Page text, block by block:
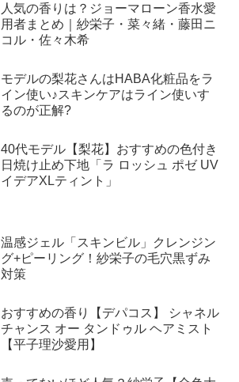
人気の香りは？ジョーマローン香水愛
用者まとめ｜紗栄子・菜々緒・藤田ニ
コル・佐々木希
モデルの梨花さんはHABA化粧品をラ
イン使い♪スキンケアはライン使いす
るのが正解?
40代モデル【梨花】おすすめの色付き
日焼け止め下地「ラ ロッシュ ポゼ UV
イデアXLティント」
温感ジェル「スキンビル」クレンジン
グ+ピーリング！紗栄子の毛穴黒ずみ
対策
おすすめの香り【デパコス】 シャネル
チャンス オー タンドゥル ヘアミスト
【平子理沙愛用】